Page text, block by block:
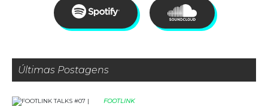
Últimas Postagens
FOOTLINK